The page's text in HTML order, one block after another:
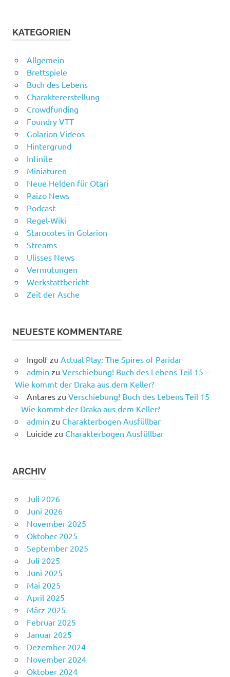
KATEGORIEN
Allgemein
Brettspiele
Buch des Lebens
Charaktererstellung
Crowdfunding
Foundry VTT
Golarion Videos
Hintergrund
Infinite
Miniaturen
Neue Helden für Otari
Paizo News
Podcast
Regel-Wiki
Starocotes in Golarion
Streams
Ulisses News
Vermutungen
Werkstattbericht
Zeit der Asche
NEUESTE KOMMENTARE
Ingolfzu Actual Play: The Spires of Paridar
admin zu Verschiebung! Buch des Lebens Teil 15 –
Wie kommt der Draka aus dem Keller?
Antareszu Verschiebung! Buch des Lebens Teil 15
– Wie kommt der Draka aus dem Keller?
admin zu Charakterbogen Ausfüllbar
Luicide zu Charakterbogen Ausfüllbar
ARCHIV
Juli 2026
Juni 2026
November 2025
Oktober 2025
September 2025
Juli 2025
Juni 2025
Mai 2025
April 2025
März 2025
Februar 2025
Januar 2025
Dezember 2024
November 2024
Oktober 2024